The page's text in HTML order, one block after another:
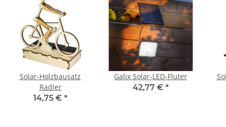
Solar-Holzbausatz
Radler
14,75 € *
Galix Solar-LED-Fluter
42,77 € *